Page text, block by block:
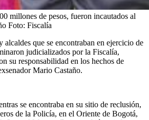
millones de pesos, fueron incautados al
Foto: Fiscalía
alcaldes que se encontraban en ejercicio de
judicializados por la Fiscalía,
su responsabilidad en los hechos de
Mario Castaño.
se encontraba en su sitio de reclusión,
de la Policía, en el Oriente de Bogotá,